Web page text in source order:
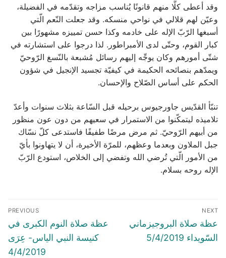
وقد أعطى كلًّا منهم قانونًا يُناسب مزاجه وتقدّمه في الفضيلة،
وعيّن لهم قلالي في نواحي منسكه. وقد جعلت النّعم الّتي
أسبغها الرّبّ الإله على خادمه وكذا حسن تمييزه مشهورًا بين
كبار القوم، وحتّى لدى الأمبراطور. لذا درجوا على استشارته في
شتّى أمورهم وكان يوجِّه إليهم رسائل مُشبعة بالنّسغ الرّوحيّ
ويمدّهم بنصائحه الحكيمة في كيفيّة تجسيد الإنجيل في شؤون
الحكم على أساس الصّلاح والإحسان.
تنبّأ القدّيس جاورجيوس برحيله قبل السّاعة بثلاث سنوات وأعدّ
تلاميذه ليتمكّنوا من الاستمرار في سعيهم من دون عون منظور
من أبيهم الرّوحيّ. ثم مرض مرضًا طفيفًا فاستدعى كلّ نسّاك
جبل الملاون وبعدما وعظهم، للمرّة الأخيرة، أن لا يتهاونوا بأيّ
من الأمور الّتي تُرضي الله وتفضي إلى الخلاص، استودع الرّبّ
الإله روحه بسلام.
Post
navigation
PREVIOUS
Previous
post:
عظة صلاة النوم الكبرى في
كنيسة النبي الياس- عِرَى
4/4/2019
NEXT
Next
post:
عظة صلاة البروجيزماني
السّويداء 5/4/2019